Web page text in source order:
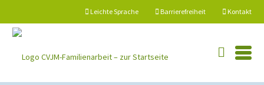
Leichte Sprache Barrierefreiheit Kontakt